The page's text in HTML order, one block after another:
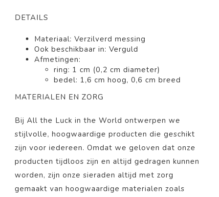
DETAILS
Materiaal: Verzilverd messing
Ook beschikbaar in: Verguld
Afmetingen:
ring: 1 cm (0,2 cm diameter)
bedel: 1,6 cm hoog, 0,6 cm breed
MATERIALEN EN ZORG
Bij All the Luck in the World ontwerpen we
stijlvolle, hoogwaardige producten die geschikt
zijn voor iedereen. Omdat we geloven dat onze
producten tijdloos zijn en altijd gedragen kunnen
worden, zijn onze sieraden altijd met zorg
gemaakt van hoogwaardige materialen zoals